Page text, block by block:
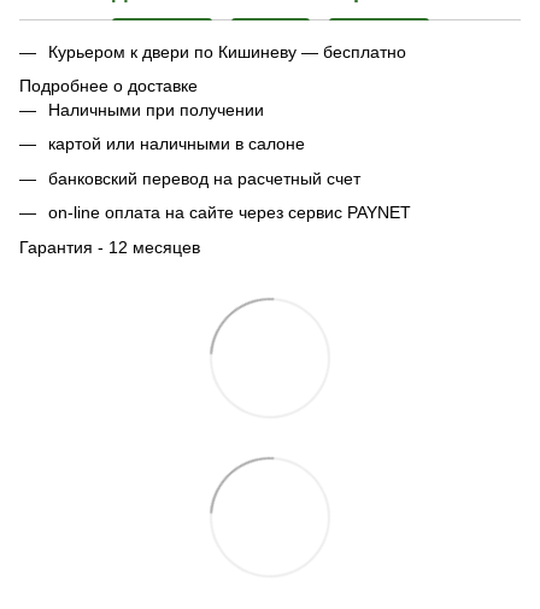
Курьером к двери по Кишиневу — бесплатно
Подробнее о доставке
Наличными при получении
картой или наличными в салоне
банковский перевод на расчетный счет
on-line оплата на сайте через сервис PAYNET
Гарантия - 12 месяцев